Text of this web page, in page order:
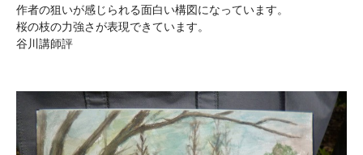
作者の狙いが感じられる面白い構図になっています。
桜の枝の力強さが表現できています。
谷川講師評